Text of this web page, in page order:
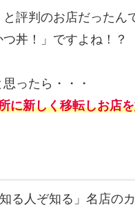
評判のお店だったん
丼！」ですよね！？
ったら・・・
に新しく移転しお店
る人ぞ知る」名店の